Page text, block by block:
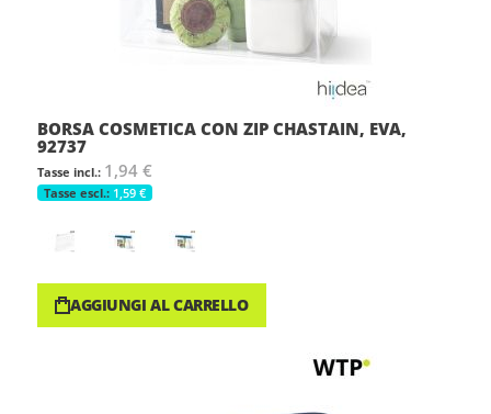
BORSA COSMETICA CON ZIP CHASTAIN, EVA,
92737
1,94 €
1,59 €
AGGIUNGI AL CARRELLO